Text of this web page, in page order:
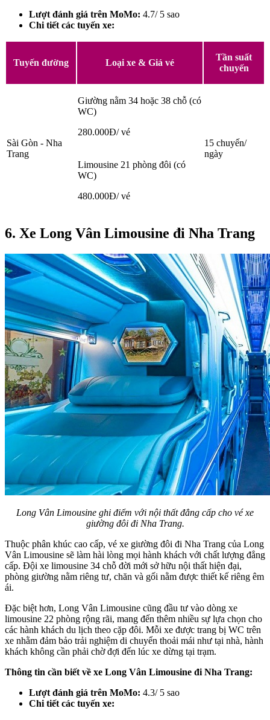
Lượt đánh giá trên MoMo: 4.7/ 5 sao
Chi tiết các tuyến xe:
Tuyến đường Loại xe & Giá vé
Tần suất
chuyến
Sài Gòn - Nha
Trang
Giường nằm 34 hoặc 38 chỗ (có
WC)
280.000Đ/ vé
15 chuyến/
ngày
Limousine 21 phòng đôi (có
WC)
480.000Đ/ vé
6. Xe Long Vân Limousine đi Nha Trang
Long Vân Limousine ghi điểm với nội thất đẳng cấp cho vé xe
giường đôi đi Nha Trang.
Thuộc phân khúc cao cấp, vé xe giường đôi đi Nha Trang của Long
Vân Limousine sẽ làm hài lòng mọi hành khách với chất lượng đẳng
cấp. Đội xe limousine 34 chỗ đời mới sở hữu nội thất hiện đại,
phòng giường nằm riêng tư, chăn và gối nằm được thiết kế riêng êm
ái.
Đặc biệt hơn, Long Vân Limousine cũng đầu tư vào dòng xe
limousine 22 phòng rộng rãi, mang đến thêm nhiều sự lựa chọn cho
các hành khách du lịch theo cặp đôi. Mỗi xe được trang bị WC trên
xe nhằm đảm bảo trải nghiệm di chuyển thoải mái như tại nhà, hành
khách không cần phải chờ đợi đến lúc xe dừng tại trạm.
Thông tin cần biết về xe Long Vân Limousine đi Nha Trang:
Lượt đánh giá trên MoMo: 4.3/ 5 sao
Chi tiết các tuyến xe: